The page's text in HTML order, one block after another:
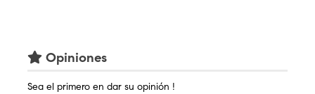
Opiniones
Sea el primero en dar su opinión !